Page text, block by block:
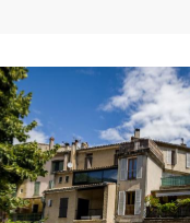
d’autrefois, de
années 1930. Grâce à la
animations, cet
et passionnés
d’Annot.